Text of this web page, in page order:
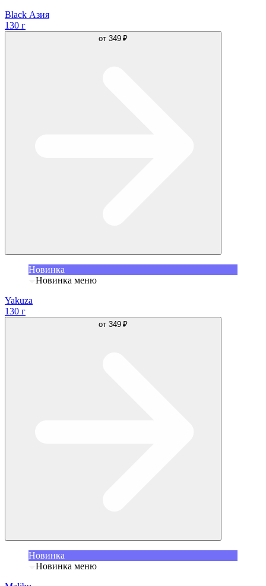
Black Азия
130 г
от 349 ₽
Новинка
Новинка меню
Yakuza
130 г
от 349 ₽
Новинка
Новинка меню